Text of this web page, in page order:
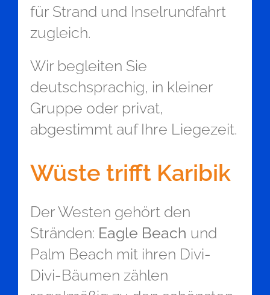
für Strand und Inselrundfahrt
zugleich.
Wir begleiten Sie
deutschsprachig, in kleiner
Gruppe oder privat,
abgestimmt auf Ihre Liegezeit.
Wüste trifft Karibik
Der Westen gehört den
Stränden: Eagle Beach und
Palm Beach mit ihren Divi-
Divi-Bäumen zählen